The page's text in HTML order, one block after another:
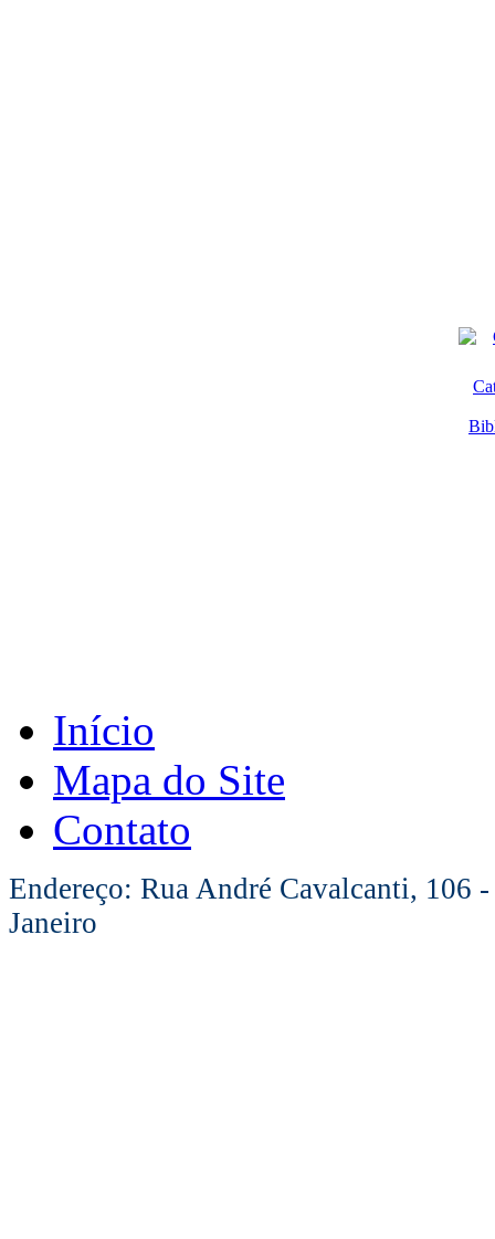
Início
Mapa do Site
Contato
Endereço: Rua André Cavalcanti, 106
Janeiro